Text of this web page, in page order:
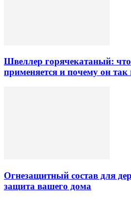
Швеллер горячекатаный: что
применяется и почему он так
Огнезащитный состав для
защита вашего дома